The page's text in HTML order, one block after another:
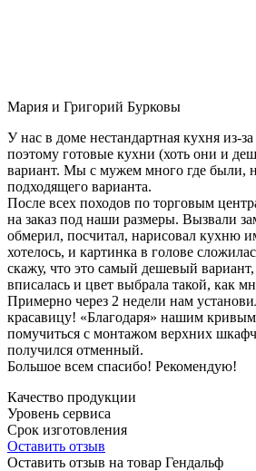
Мария и Григорий Бурковы
У нас в доме нестандартная кухня из-
поэтому готовые кухни (хоть они и
вариант. Мы с мужем много где были,
подходящего варианта.
После всех походов по торговым
на заказ под наши размеры. Вызвали
обмерил, посчитал, нарисовал кухню
хотелось, и картинка в голове
скажу, что это самый дешевый
вписалась и цвет выбрала такой, как
Примерно через 2 недели нам
красавицу! «Благодаря» нашим
помучиться с монтажом верхних
получился отменный.
Большое всем спасибо! Рекомендую!
Качество продукции
Уровень сервиса
Срок изготовления
Оставить отзыв
Оставить отзыв на товар Гендальф